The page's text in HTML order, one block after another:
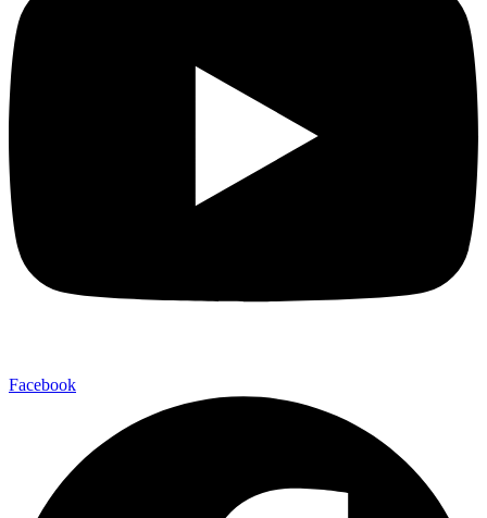
Facebook